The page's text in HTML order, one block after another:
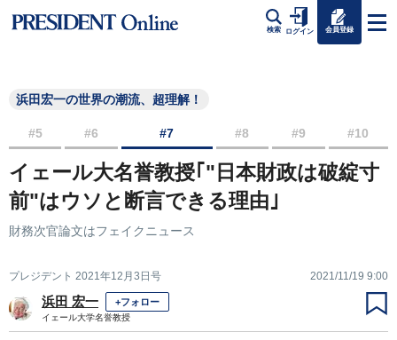
検索 ログイン 会員登録
浜田宏一の世界の潮流、超理解！
#5 #6 #7 #8 #9 #10
イェール大名誉教授｢"日本財政は破綻寸
前"はウソと断言できる理由｣
財務次官論文はフェイクニュース
プレジデント 2021年12月3日号 2021/11/19 9:00
浜田 宏一 +フォロー
イェール大学名誉教授